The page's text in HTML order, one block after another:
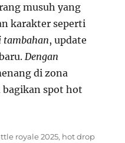
musuh yang
karakter seperti
tambahan, update
Dengan
di zona
bagikan spot hot
royale 2025, hot drop